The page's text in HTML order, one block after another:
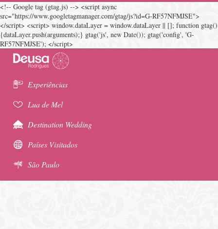
<!-- Google tag (gtag.js) --> <script async
src="https://www.googletagmanager.com/gtag/js?id=G-RF57NFMJSE">
</script> <script> window.dataLayer = window.dataLayer || []; function gtag()
{dataLayer.push(arguments);} gtag('js', new Date()); gtag('config', 'G-
RF57NFMJSE'); </script>
Experiências
Lua de Mel
Destination Wedding
Países Visitados
São Paulo